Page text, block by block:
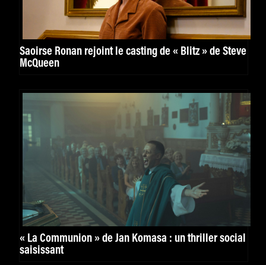
Saoirse Ronan rejoint le casting de « Blitz » de Steve
McQueen
« La Communion » de Jan Komasa : un thriller social
saisissant